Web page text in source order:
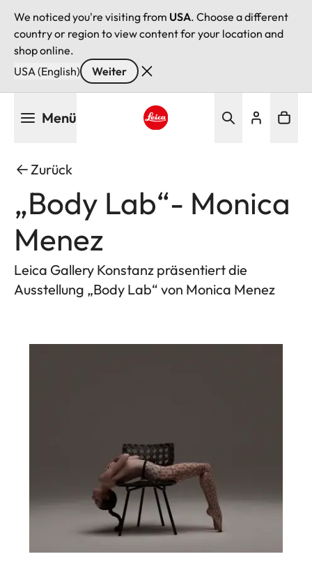
We noticed you're visiting from USA. Choose a different
country or region to view content for your location and
shop online.
USA (English)
Weiter
Menü
Zurück
„Body Lab“- Monica
Menez
Leica Gallery Konstanz präsentiert die
Ausstellung „Body Lab“ von Monica Menez